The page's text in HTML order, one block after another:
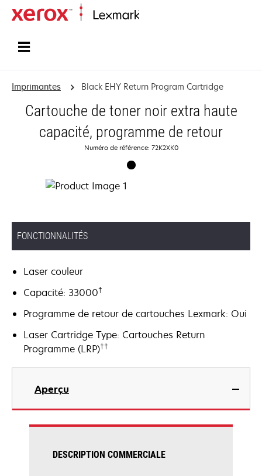
Imprimantes Black EHY Return Program Cartridge
Cartouche de toner noir extra haute
capacité, programme de retour
Numéro de référence: 72K2XK0
FONCTIONNALITÉS
Laser couleur
Capacité: 33000†
Programme de retour de cartouches Lexmark: Oui
Laser Cartridge Type: Cartouches Return
Programme (LRP)††
Aperçu
DESCRIPTION COMMERCIALE